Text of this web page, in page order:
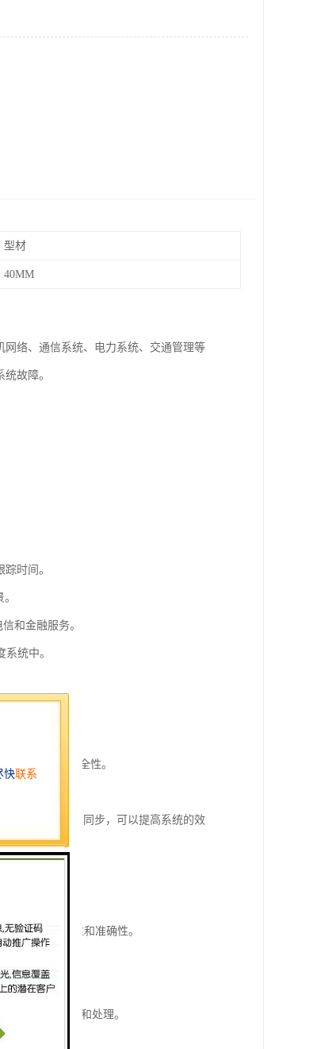
型材
40MM
络、通信系统、电力系统、交通管理等
故障。
时间。
和金融服务。
统中。
通流效率和安全性。
通过有效的时间同步，可以提高系统的效
淆。
数据的一致性和准确性。
断和维护。
包的有序传输和处理。
能和效率。